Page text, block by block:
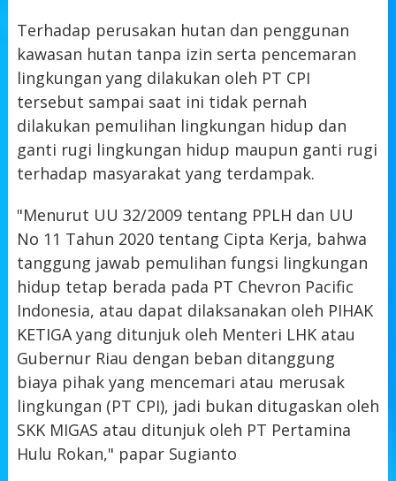
Terhadap perusakan hutan dan penggunan
kawasan hutan tanpa izin serta pencemaran
lingkungan yang dilakukan oleh PT CPI
tersebut sampai saat ini tidak pernah
dilakukan pemulihan lingkungan hidup dan
ganti rugi lingkungan hidup maupun ganti rugi
terhadap masyarakat yang terdampak.
"Menurut UU 32/2009 tentang PPLH dan UU
No 11 Tahun 2020 tentang Cipta Kerja, bahwa
tanggung jawab pemulihan fungsi lingkungan
hidup tetap berada pada PT Chevron Pacific
Indonesia, atau dapat dilaksanakan oleh PIHAK
KETIGA yang ditunjuk oleh Menteri LHK atau
Gubernur Riau dengan beban ditanggung
biaya pihak yang mencemari atau merusak
lingkungan (PT CPI), jadi bukan ditugaskan oleh
SKK MIGAS atau ditunjuk oleh PT Pertamina
Hulu Rokan," papar Sugianto